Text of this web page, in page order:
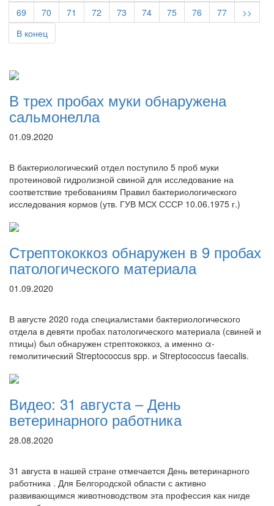
69
70 71 72 73 74 75 76 77
>>
В конец
В трех пробах муки обнаружена
сальмонелла
01.09.2020
В бактериологический отдел поступило 5 проб муки
протеиновой гидролизной свиной для исследование на
соответствие требованиям Правил бактериологического
исследования кормов (утв. ГУВ МСХ СССР 10.06.1975 г.)
Стрептококкоз обнаружен в 9 пробах
патологического материала
01.09.2020
В августе 2020 года специалистами бактериологического
отдела в девяти пробах патологического материала (свиней и
птицы) был обнаружен стрептококкоз, а именно α-
гемолитический Streptococcus spp. и Streptococcus faecalis.
Видео: 31 августа – День
ветеринарного работника
28.08.2020
31 августа в нашей стране отмечается День ветеринарного
работника . Для Белгородской области с активно
развивающимся животноводством эта профессия как нигде